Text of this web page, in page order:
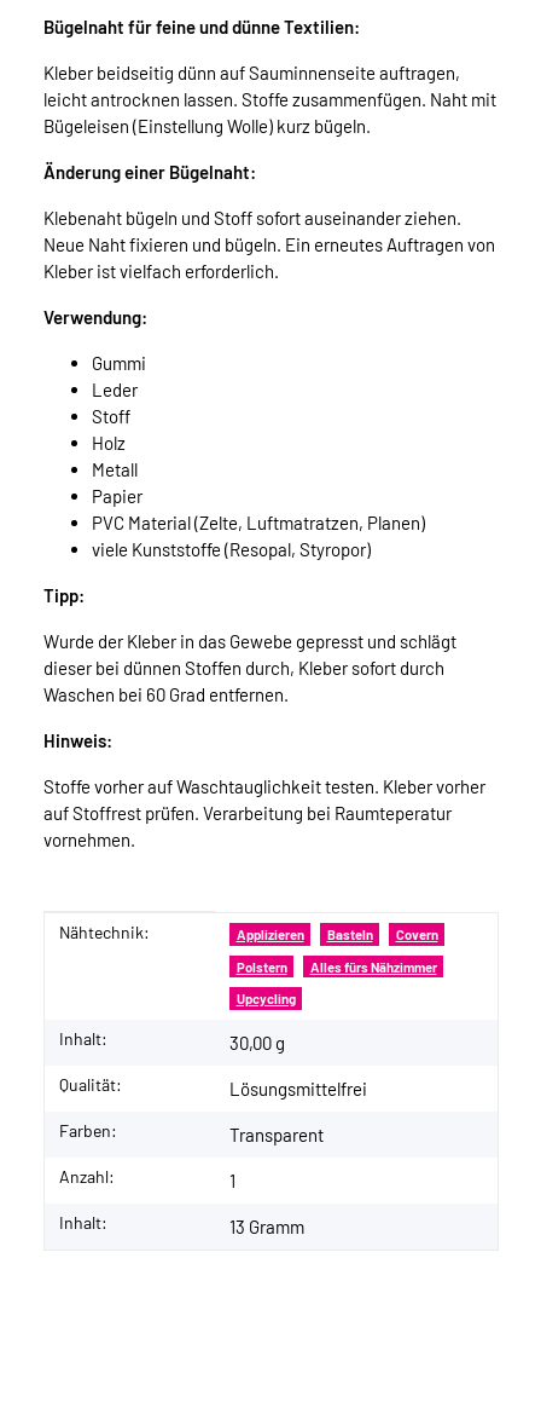
Bügelnaht für feine und dünne Textilien:
Kleber beidseitig dünn auf Sauminnenseite auftragen,
leicht antrocknen lassen. Stoffe zusammenfügen. Naht mit
Bügeleisen (Einstellung Wolle) kurz bügeln.
Änderung einer Bügelnaht:
Klebenaht bügeln und Stoff sofort auseinander ziehen.
Neue Naht fixieren und bügeln. Ein erneutes Auftragen von
Kleber ist vielfach erforderlich.
Verwendung:
Gummi
Leder
Stoff
Holz
Metall
Papier
PVC Material (Zelte, Luftmatratzen, Planen)
viele Kunststoffe (Resopal, Styropor)
Tipp:
Wurde der Kleber in das Gewebe gepresst und schlägt
dieser bei dünnen Stoffen durch, Kleber sofort durch
Waschen bei 60 Grad entfernen.
Hinweis:
Stoffe vorher auf Waschtauglichkeit testen. Kleber vorher
auf Stoffrest prüfen. Verarbeitung bei Raumteperatur
vornehmen.
Produkteigenschaft
Wert
Nähtechnik: Applizieren Basteln Covern
Polstern Alles fürs Nähzimmer
Upcycling
Inhalt: 30,00 g
Qualität: Lösungsmittelfrei
Farben: Transparent
Anzahl: 1
Inhalt: 13 Gramm